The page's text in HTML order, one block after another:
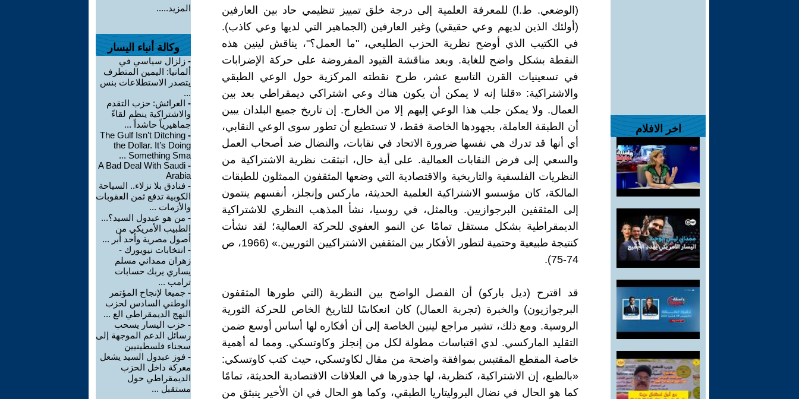
اخر الافلام
(الوضعي. ط.ا) للمعرفة العلمية إلى درجة خلق تمييز تنظيمي حاد بين العارفين
(أولئك الذين لديهم وعي حقيقي) وغير العارفين (الجماهير التي لديها وعي كاذب).
في الكتيب الذي أوضح نظرية الحزب الطليعي، "ما العمل؟"، يناقش لينين هذه
النقطة بشكل واضح للغاية. وبعد مناقشة القيود المفروضة على حركة الإضرابات
في تسعينيات القرن التاسع عشر، طرح نقطته المركزية حول الوعي الطبقي
والاشتراكية: «قلنا إنه لا يمكن أن يكون هناك وعي اشتراكي ديمقراطي بعد بين
العمال. ولا يمكن جلب هذا الوعي إليهم إلا من الخارج. إن تاريخ جميع البلدان يبين
أن الطبقة العاملة، بجهودها الخاصة فقط، لا تستطيع أن تطور سوى الوعي النقابي،
أي أنها قد تدرك هي نفسها ضرورة الاتحاد في نقابات، والنضال ضد أصحاب العمل
والسعي إلى فرض النقابات العمالية. على أية حال، انبثقت نظرية الاشتراكية من
النظريات الفلسفية والتاريخية والاقتصادية التي وضعها المثقفون الممثلون للطبقات
المالكة، كان مؤسسو الاشتراكية العلمية الحديثة، ماركس وإنجلز، أنفسهم ينتمون
إلى المثقفين البرجوازيين. وبالمثل، في روسيا، نشأ المذهب النظري للاشتراكية
الديمقراطية بشكل مستقل تمامًا عن النمو العفوي للحركة العمالية؛ لقد نشأت
كنتيجة طبيعية وحتمية لتطور الأفكار بين المثقفين الاشتراكيين الثوريين.» (1966، ص
74-75).
قد اقترح (ديل باركو) أن الفصل الواضح بين النظرية (التي طورها المثقفون
البرجوازيون) والخبرة (تجربة العمال) كان انعكاسًا للتاريخ الخاص للحركة الثورية
الروسية. ومع ذلك، تشير مراجع لينين الخاصة إلى أن أفكاره لها أساس أوسع ضمن
التقليد الماركسي. لدي اقتباسات مطولة لكل من إنجلز وكاوتسكي. ومما له أهمية
خاصة المقطع المقتبس بموافقة واضحة من مقال لكاوتسكي، حيث كتب كاوتسكي:
«بالطبع، إن الاشتراكية، كنظرية، لها جذورها في العلاقات الاقتصادية الحديثة، تمامًا
كما هو الحال في نضال البروليتاريا الطبقي، وكما هو الحال في ان الأخير ينبثق من
المزيد.....
وكالة أنباء اليسار
- زلزال سياسي في
ألمانيا: اليمين المتطرف
يتصدر الاستطلاعات بنس
...
- العرائش: حزب التقدم
والاشتراكية ينظم لقاءً
جماهيرياً حاشداً ...
-
The Gulf Isn’t Ditching
the Dollar. It’s Doing
Something Sma ...
-
A Bad Deal With Saudi
Arabia
- فنادق بلا نزلاء.. السياحة
الكوبية تدفع ثمن العقوبات
والأزمات ...
- من هو عبدول السيد؟...
الطبيب الأمريكي من
أصول مصرية وأحد أبر ...
- انتخابات نيويورك -
زهران ممداني مسلم
يساري يربك حسابات
ترامب ...
- جميعا لإنجاح المؤتمر
الوطني السادس لحزب
النهج الديمقراطي الع ...
- حزب اليسار يسحب
رسائل الدعم الموجهة إلى
سجناء فلسطينيين
- فوز عبدول السيد يشعل
معركة داخل الحزب
الديمقراطي حول
مستقبل ...